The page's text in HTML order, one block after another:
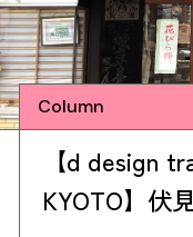
Column
【d design
KYOTO】伏